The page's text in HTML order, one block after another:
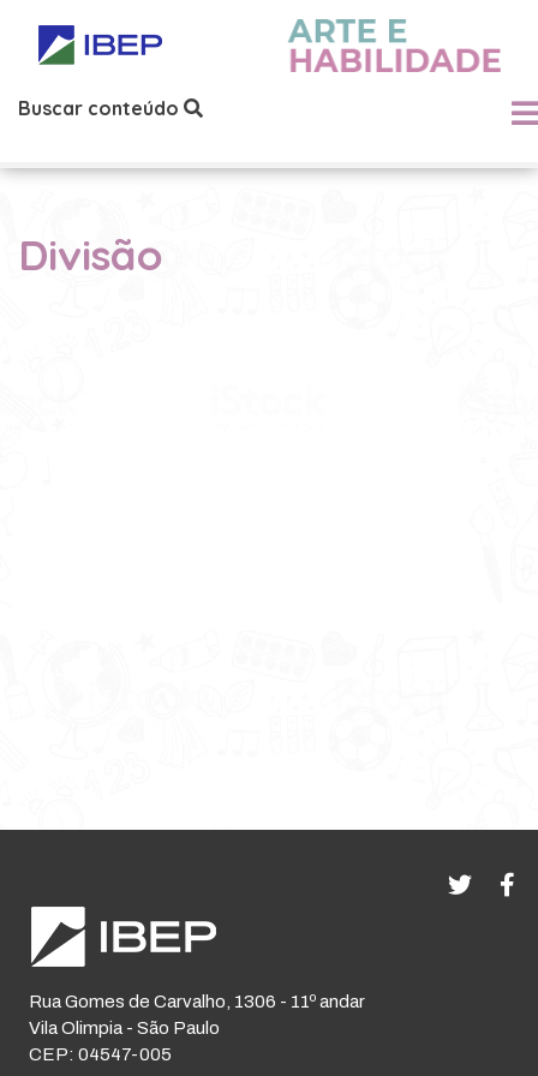
Buscar conteúdo
Divisão
Rua Gomes de Carvalho, 1306 - 11º andar
Vila Olimpia - São Paulo
CEP: 04547-005